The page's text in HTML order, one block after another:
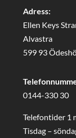
Adress:
Ellen Keys
Alvastra
599 93
0144-330 30
Telefontider 1
Tisdag –